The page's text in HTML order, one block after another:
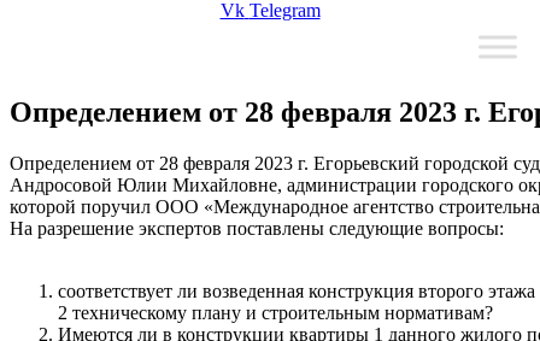
Vk Telegram
Определением от 28 февраля 2023 г.
Определением от 28 февраля 2023 г. Егорьевский городской
Андросовой Юлии Михайловне, администрации городского
которой поручил ООО «Международное агентство
На разрешение экспертов поставлены следующие вопросы:
соответствует ли возведенная конструкция второго
2 техническому плану и строительным нормативам?
Имеются ли в конструкции квартиры 1 данного жилого